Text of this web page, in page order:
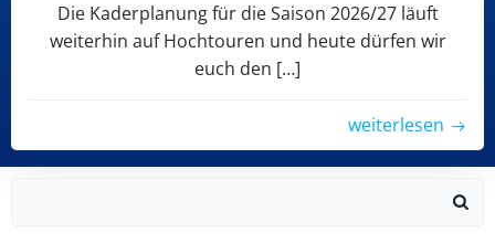
Die Kaderplanung für die Saison 2026/27 läuft
weiterhin auf Hochtouren und heute dürfen wir
euch den […]
weiterlesen